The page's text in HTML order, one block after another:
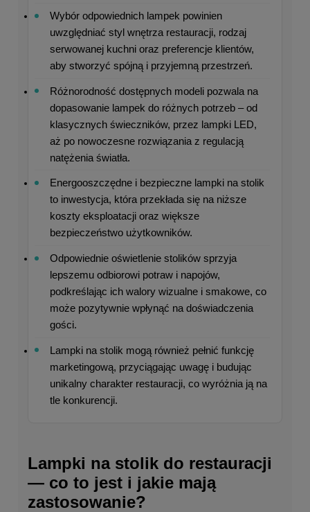
Wybór odpowiednich lampek powinien
uwzględniać styl wnętrza restauracji, rodzaj
serwowanej kuchni oraz preferencje klientów,
aby stworzyć spójną i przyjemną przestrzeń.
Różnorodność dostępnych modeli pozwala na
dopasowanie lampek do różnych potrzeb – od
klasycznych świeczników, przez lampki LED,
aż po nowoczesne rozwiązania z regulacją
natężenia światła.
Energooszczędne i bezpieczne lampki na stolik
to inwestycja, która przekłada się na niższe
koszty eksploatacji oraz większe
bezpieczeństwo użytkowników.
Odpowiednie oświetlenie stolików sprzyja
lepszemu odbiorowi potraw i napojów,
podkreślając ich walory wizualne i smakowe, co
może pozytywnie wpłynąć na doświadczenia
gości.
Lampki na stolik mogą również pełnić funkcję
marketingową, przyciągając uwagę i budując
unikalny charakter restauracji, co wyróżnia ją na
tle konkurencji.
Lampki na stolik do restauracji
— co to jest i jakie mają
zastosowanie?